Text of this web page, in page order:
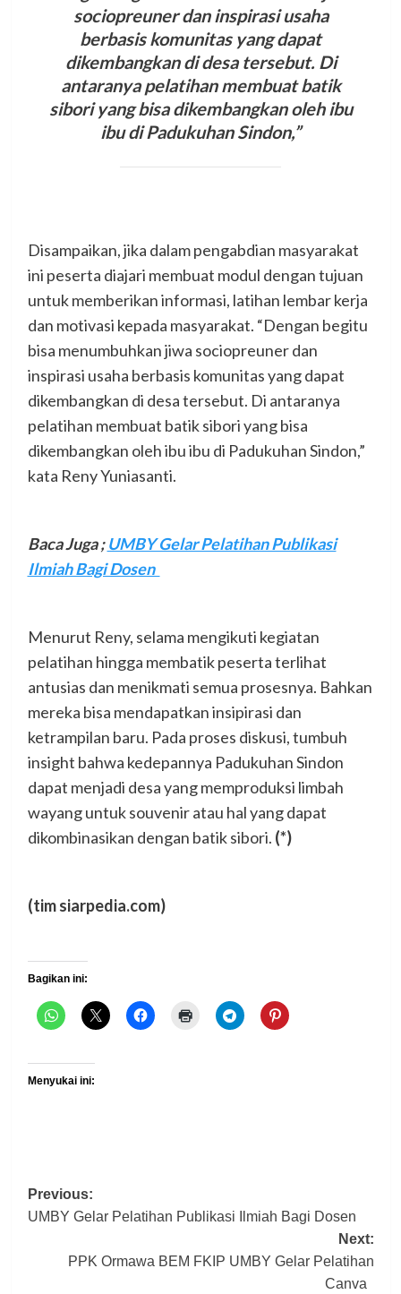
sociopreuner dan inspirasi usaha
berbasis komunitas yang dapat
dikembangkan di desa tersebut. Di
antaranya pelatihan membuat batik
sibori yang bisa dikembangkan oleh ibu
ibu di Padukuhan Sindon,”
Disampaikan, jika dalam pengabdian masyarakat
ini peserta diajari membuat modul dengan tujuan
untuk memberikan informasi, latihan lembar kerja
dan motivasi kepada masyarakat. “Dengan begitu
bisa menumbuhkan jiwa sociopreuner dan
inspirasi usaha berbasis komunitas yang dapat
dikembangkan di desa tersebut. Di antaranya
pelatihan membuat batik sibori yang bisa
dikembangkan oleh ibu ibu di Padukuhan Sindon,”
kata Reny Yuniasanti.
Baca Juga ;UMBY Gelar Pelatihan Publikasi
Ilmiah Bagi Dosen
Menurut Reny, selama mengikuti kegiatan
pelatihan hingga membatik peserta terlihat
antusias dan menikmati semua prosesnya. Bahkan
mereka bisa mendapatkan insipirasi dan
ketrampilan baru. Pada proses diskusi, tumbuh
insight bahwa kedepannya Padukuhan Sindon
dapat menjadi desa yang memproduksi limbah
wayang untuk souvenir atau hal yang dapat
dikombinasikan dengan batik sibori. (*)
(tim siarpedia.com)
Bagikan ini:
Menyukai ini:
Post
navigation
Previous:
UMBY Gelar Pelatihan Publikasi Ilmiah Bagi Dosen
Next:
PPK Ormawa BEM FKIP UMBY Gelar Pelatihan
Canva